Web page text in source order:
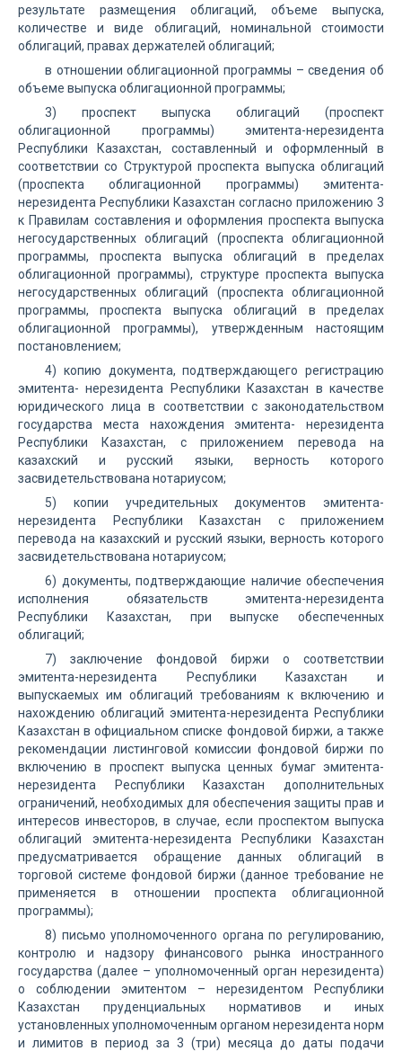
результате размещения облигаций, объеме выпуска,
количестве и виде облигаций, номинальной стоимости
облигаций, правах держателей облигаций;
в отношении облигационной программы – сведения об
объеме выпуска облигационной программы;
3) проспект выпуска облигаций (проспект
облигационной программы) эмитента-нерезидента
Республики Казахстан, составленный и оформленный в
соответствии со Структурой проспекта выпуска облигаций
(проспекта облигационной программы) эмитента-
нерезидента Республики Казахстан согласно приложению 3
к Правилам составления и оформления проспекта выпуска
негосударственных облигаций (проспекта облигационной
программы, проспекта выпуска облигаций в пределах
облигационной программы), структуре проспекта выпуска
негосударственных облигаций (проспекта облигационной
программы, проспекта выпуска облигаций в пределах
облигационной программы), утвержденным настоящим
постановлением;
4) копию документа, подтверждающего регистрацию
эмитента- нерезидента Республики Казахстан в качестве
юридического лица в соответствии с законодательством
государства места нахождения эмитента- нерезидента
Республики Казахстан, с приложением перевода на
казахский и русский языки, верность которого
засвидетельствована нотариусом;
5) копии учредительных документов эмитента-
нерезидента Республики Казахстан с приложением
перевода на казахский и русский языки, верность которого
засвидетельствована нотариусом;
6) документы, подтверждающие наличие обеспечения
исполнения обязательств эмитента-нерезидента
Республики Казахстан, при выпуске обеспеченных
облигаций;
7) заключение фондовой биржи о соответствии
эмитента-нерезидента Республики Казахстан и
выпускаемых им облигаций требованиям к включению и
нахождению облигаций эмитента-нерезидента Республики
Казахстан в официальном списке фондовой биржи, а также
рекомендации листинговой комиссии фондовой биржи по
включению в проспект выпуска ценных бумаг эмитента-
нерезидента Республики Казахстан дополнительных
ограничений, необходимых для обеспечения защиты прав и
интересов инвесторов, в случае, если проспектом выпуска
облигаций эмитента-нерезидента Республики Казахстан
предусматривается обращение данных облигаций в
торговой системе фондовой биржи (данное требование не
применяется в отношении проспекта облигационной
программы);
8) письмо уполномоченного органа по регулированию,
контролю и надзору финансового рынка иностранного
государства (далее – уполномоченный орган нерезидента)
о соблюдении эмитентом – нерезидентом Республики
Казахстан пруденциальных нормативов и иных
установленных уполномоченным органом нерезидента норм
и лимитов в период за 3 (три) месяца до даты подачи